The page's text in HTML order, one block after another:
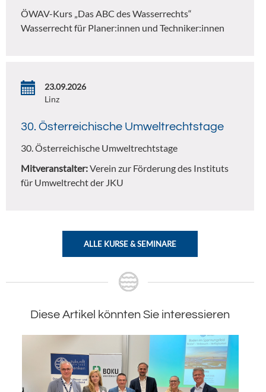
ÖWAV-Kurs „Das ABC des Wasserrechts“
Wasserrecht für Planer:innen und Techniker:innen
23.09.2026
Linz
30. Österreichische Umweltrechtstage
30. Österreichische Umweltrechtstage
Mitveranstalter:Verein zur Förderung des Instituts
für Umweltrecht der JKU
ALLE KURSE & SEMINARE
Diese Artikel könnten Sie interessieren